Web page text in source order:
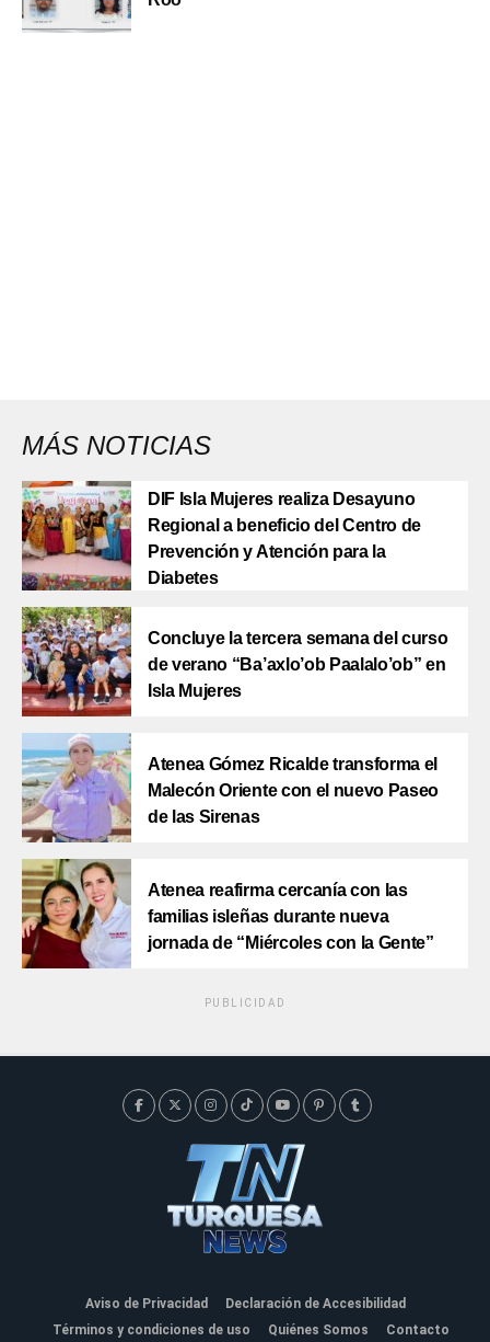
MÁS NOTICIAS
DIF Isla Mujeres realiza Desayuno
Regional a beneficio del Centro de
Prevención y Atención para la
Diabetes
Concluye la tercera semana del curso
de verano “Ba’axlo’ob Paalalo’ob” en
Isla Mujeres
Atenea Gómez Ricalde transforma el
Malecón Oriente con el nuevo Paseo
de las Sirenas
Atenea reafirma cercanía con las
familias isleñas durante nueva
jornada de “Miércoles con la Gente”
PUBLICIDAD
Aviso de Privacidad
Declaración de Accesibilidad
Términos y condiciones de uso
Quiénes Somos Contacto